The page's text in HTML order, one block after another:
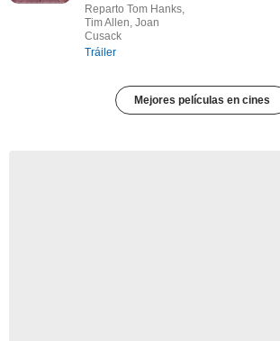
Reparto Tom Hanks,
Tim Allen, Joan
Cusack
Tráiler
Mejores películas en cines